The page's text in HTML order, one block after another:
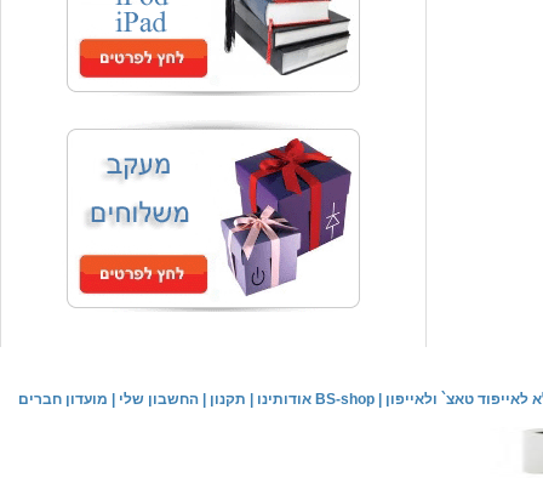
₪59.00
המחיר שלך
משלוח חינם
שעון יד אופנתי
₪59.00
המחיר שלך
משלוח חינם
שעון יד לילדים \ הלו קיטי - לבן
מחיר שוק
₪44.00 המחיר שלך
מועדון חברים החשבון שלי תקנון אודותינו BS-shop טאצ` ולאייפון